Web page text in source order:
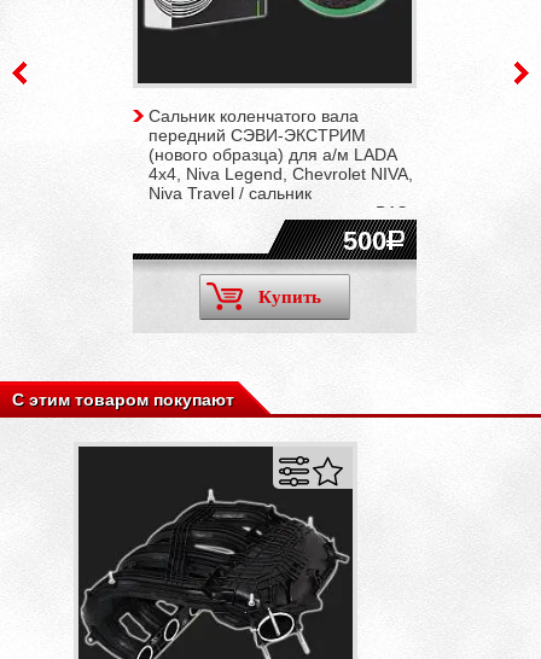
Сальник коленчатого вала
передний СЭВИ-ЭКСТРИМ
(нового образца) для а/м LADA
4x4, Niva Legend, Chevrolet NIVA,
Niva Travel / сальник
распредвала для двигателя ВАЗ
500
Купить
С этим товаром покупают